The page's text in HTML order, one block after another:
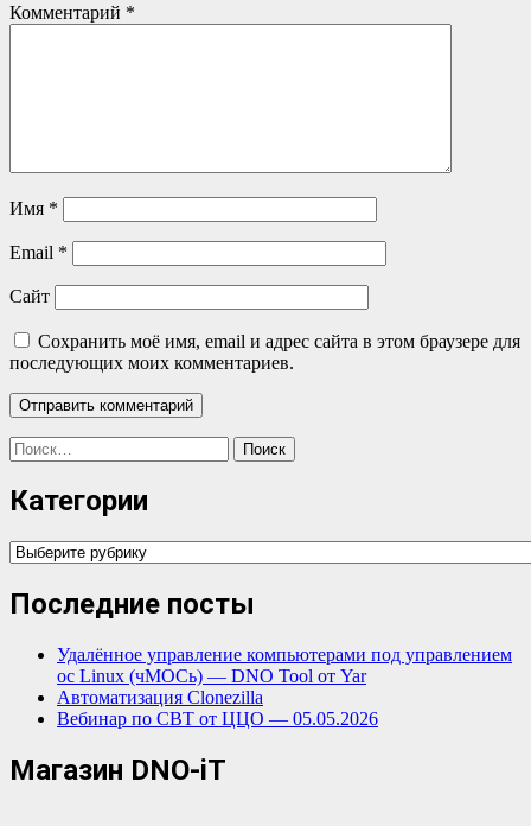
Комментарий *
Имя *
Email *
Сайт
Сохранить моё имя, email и адрес сайта в этом браузере для
последующих моих комментариев.
Найти:
Категории
Категории
Последние посты
Удалённое управление компьютерами под управлением
ос Linux (чМОСь) — DNO Tool от Yar
Автоматизация Clonezilla
Вебинар по СВТ от ЦЦО — 05.05.2026
Магазин DNO-iT